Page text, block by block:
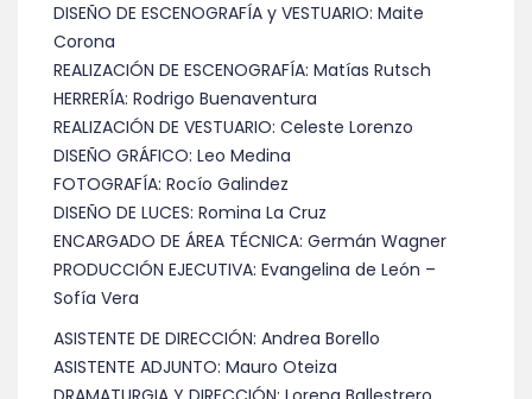
DISEÑO DE ESCENOGRAFÍA y VESTUARIO: Maite
Corona
REALIZACIÓN DE ESCENOGRAFÍA: Matías Rutsch
HERRERÍA: Rodrigo Buenaventura
REALIZACIÓN DE VESTUARIO: Celeste Lorenzo
DISEÑO GRÁFICO: Leo Medina
FOTOGRAFÍA: Rocío Galindez
DISEÑO DE LUCES: Romina La Cruz
ENCARGADO DE ÁREA TÉCNICA: Germán Wagner
PRODUCCIÓN EJECUTIVA: Evangelina de León –
Sofía Vera
ASISTENTE DE DIRECCIÓN: Andrea Borello
ASISTENTE ADJUNTO: Mauro Oteiza